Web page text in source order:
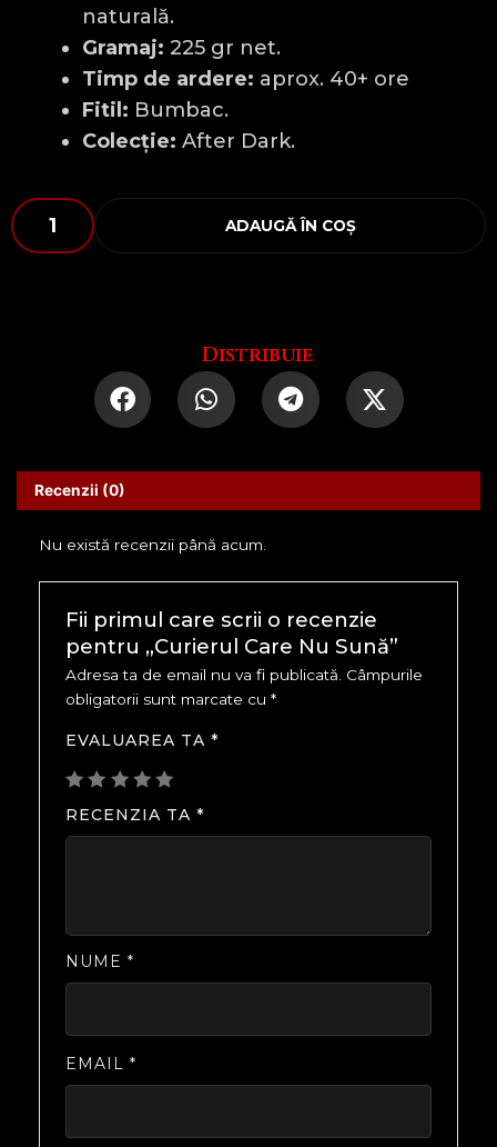
naturală.
Gramaj: 225 gr net.
Timp de ardere: aprox. 40+ ore
Fitil: Bumbac.
Colecție: After Dark.
Cantitate
Curierul
Care
ADAUGĂ ÎN COȘ
Distribuie
Recenzii (0)
Nu există recenzii până acum.
Fii primul care scrii o recenzie
pentru „Curierul Care Nu Sună”
Adresa ta de email nu va fi publicată. Câmpurile
obligatorii sunt marcate cu *
EVALUAREA TA *
RECENZIA TA *
NUME *
EMAIL *